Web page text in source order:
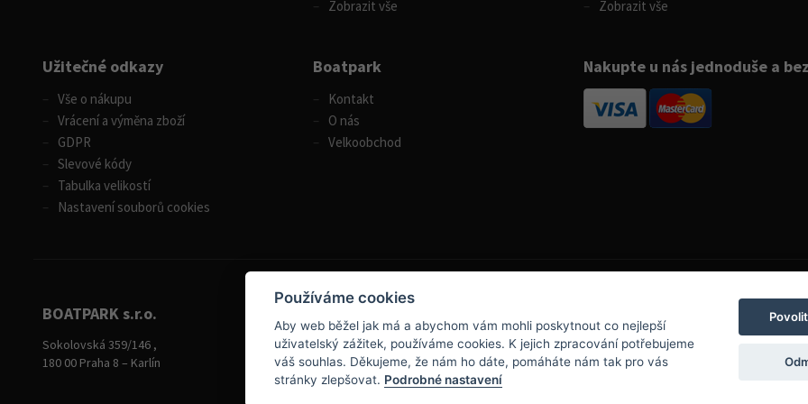
Zobrazit vše
Zobrazit vše
Užitečné odkazy
Vše o nákupu
Vrácení a výměna zboží
GDPR
Slevové kódy
Tabulka velikostí
Nastavení souborů cookies
Boatpark
Kontakt
O nás
Velkoobchod
Nakupte u nás jednoduše a
BOATPARK s.r.o.
Sokolovská 359/146 ,
180 00 Praha 8 – Karlín
+420 284 826 787
+420 604 728 042
info@boatpark.cz
www.boatpark.cz,www.boatpark.eu
Používáme cookies
Aby web běžel jak má a abychom vám mohli poskytnout co nejlepší
uživatelský zážitek, používáme cookies. K jejich zpracování potřebujeme
váš souhlas. Děkujeme, že nám ho dáte, pomáháte nám tak pro vás
stránky zlepšovat. Podrobné nastavení